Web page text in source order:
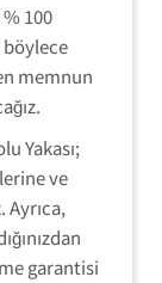
100
memnun
Yakası;
ve
garantisi